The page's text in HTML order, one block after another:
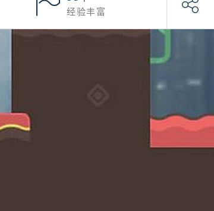
经验丰富